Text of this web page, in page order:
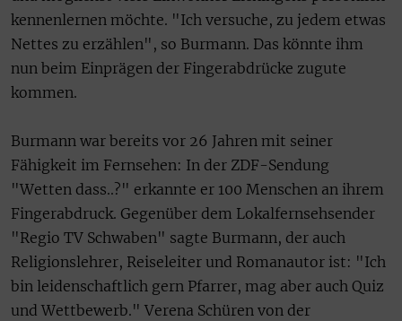
kennenlernen möchte. "Ich versuche, zu jedem etwas
Nettes zu erzählen", so Burmann. Das könnte ihm
nun beim Einprägen der Fingerabdrücke zugute
kommen.
Burmann war bereits vor 26 Jahren mit seiner
Fähigkeit im Fernsehen: In der ZDF-Sendung
"Wetten dass..?" erkannte er 100 Menschen an ihrem
Fingerabdruck. Gegenüber dem Lokalfernsehsender
"Regio TV Schwaben" sagte Burmann, der auch
Religionslehrer, Reiseleiter und Romanautor ist: "Ich
bin leidenschaftlich gern Pfarrer, mag aber auch Quiz
und Wettbewerb." Verena Schüren von der